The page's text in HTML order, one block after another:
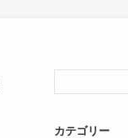
カテゴリー